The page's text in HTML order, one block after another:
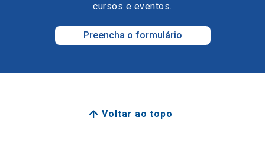
cursos e eventos.
Preencha o formulário
Voltar ao topo